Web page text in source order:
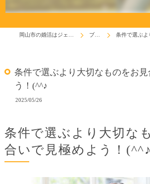
ブログ 条件で選ぶより大切
条件で選ぶより大切なものをお見
う！(^^♪
2025/05/26
条件で選ぶより大切な
合いで見極めよう！(^^♪